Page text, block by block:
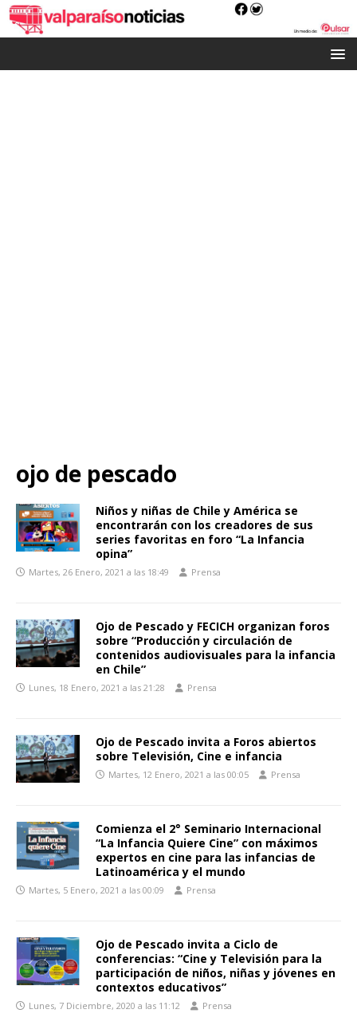
ojo de pescado
Niños y niñas de Chile y América se
encontrarán con los creadores de sus
series favoritas en foro “La Infancia
opina”
Martes, 26 Enero, 2021 a las 18:49 Prensa
Ojo de Pescado y FECICH organizan foros
sobre “Producción y circulación de
contenidos audiovisuales para la infancia
en Chile”
Lunes, 18 Enero, 2021 a las 21:28 Prensa
Ojo de Pescado invita a Foros abiertos
sobre Televisión, Cine e infancia
Martes, 12 Enero, 2021 a las 00:05 Prensa
Comienza el 2° Seminario Internacional
“La Infancia Quiere Cine” con máximos
expertos en cine para las infancias de
Latinoamérica y el mundo
Martes, 5 Enero, 2021 a las 00:09 Prensa
Ojo de Pescado invita a Ciclo de
conferencias: “Cine y Televisión para la
participación de niños, niñas y jóvenes en
contextos educativos”
Lunes, 7 Diciembre, 2020 a las 11:12 Prensa